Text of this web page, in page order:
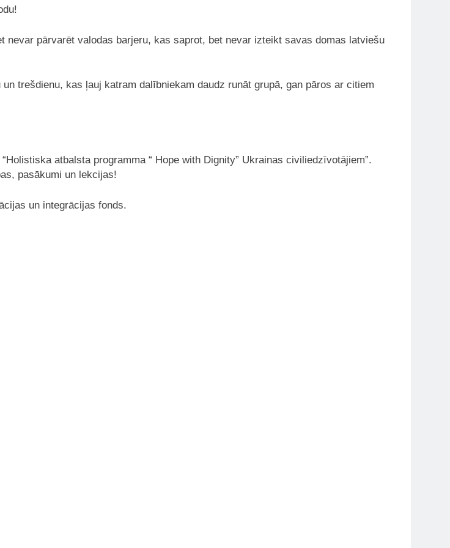
pārvarēt valodas barjeru, kas saprot, bet nevar izteikt savas domas latviešu
trešdienu, kas ļauj katram dalībniekam daudz runāt grupā, gan pāros ar citiem
atbalsta programma “ Hope with Dignity” Ukrainas civiliedzīvotājiem”.
pasākumi un lekcijas!
un integrācijas fonds.